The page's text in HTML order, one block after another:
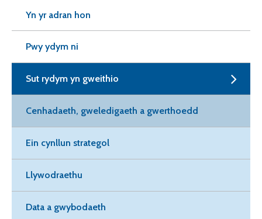
Yn yr adran hon
Pwy ydym ni
Sut rydym yn gweithio
Cenhadaeth, gweledigaeth a gwerthoedd
Ein cynllun strategol
Llywodraethu
Data a gwybodaeth